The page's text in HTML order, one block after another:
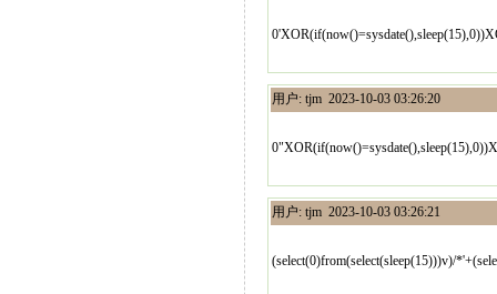
用户: tjm 2023-10-03 03:26:20
用户: tjm 2023-10-03 03:26:21
(select(0)from(select(sleep(15)))v)/